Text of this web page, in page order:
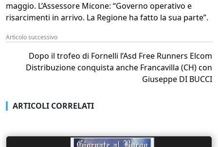
maggio. L’Assessore Micone: “Governo operativo e
risarcimenti in arrivo. La Regione ha fatto la sua parte”.
Articolo successivo
Dopo il trofeo di Fornelli l’Asd Free Runners Elcom
Distribuzione conquista anche Francavilla (CH) con
Giuseppe DI BUCCI
ARTICOLI CORRELATI